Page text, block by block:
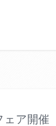
ェア開催